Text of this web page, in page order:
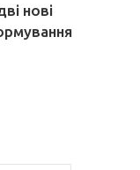
нові